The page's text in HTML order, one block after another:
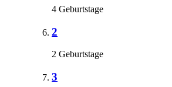
4 Geburtstage
2
2 Geburtstage
3